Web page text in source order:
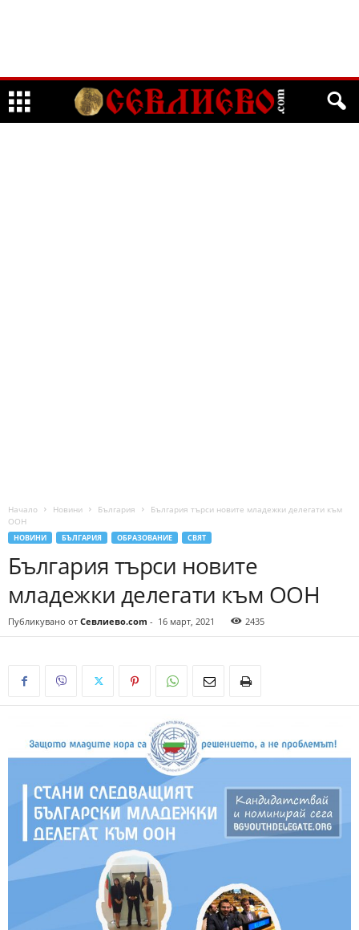
Начало Новини България
България търси новите младежки делегати към
ООН
НОВИНИ БЪЛГАРИЯ ОБРАЗОВАНИЕ СВЯТ
България търси новите
младежки делегати към ООН
Публикувано от Севлиево.com - 16 март, 2021 2435